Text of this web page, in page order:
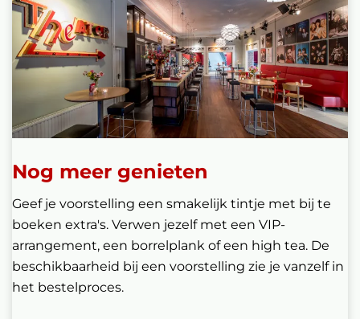
Nog meer genieten
Geef je voorstelling een smakelijk tintje met bij te
boeken extra's. Verwen jezelf met een VIP-
arrangement, een borrelplank of een high tea. De
beschikbaarheid bij een voorstelling zie je vanzelf in
het bestelproces.